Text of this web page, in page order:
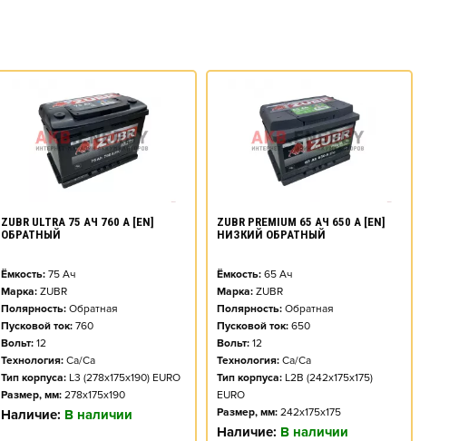
ZUBR ULTRA 75 АЧ 760 А [EN]
ОБРАТНЫЙ
Ёмкость: 75Ач
Марка: ZUBR
Полярность: Обратная
Пусковой ток: 760
Вольт: 12
Технология: Ca/Ca
Тип корпуса: L3 (278x175x190) EURO
Размер, мм: 278x175x190
Наличие: В наличии
ZUBR PREMIUM 65 АЧ 650 А [EN]
НИЗКИЙ ОБРАТНЫЙ
Ёмкость: 65Ач
Марка: ZUBR
Полярность: Обратная
Пусковой ток: 650
Вольт: 12
Технология: Ca/Ca
Тип корпуса: L2B (242x175x175)
EURO
Размер, мм: 242x175x175
Наличие: В наличии